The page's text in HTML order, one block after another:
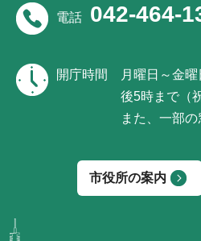
電話 042-464-
開庁時間
月曜日～金
後5時まで（
また、一部の
市役所の案内